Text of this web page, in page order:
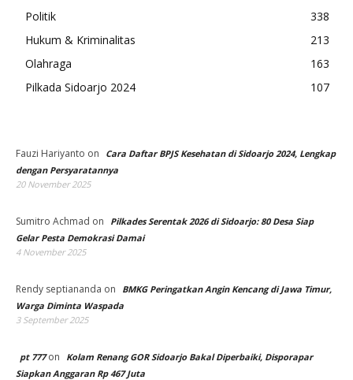
Politik
338
Hukum & Kriminalitas
213
Olahraga
163
Pilkada Sidoarjo 2024
107
Fauzi Hariyanto on
Cara Daftar BPJS Kesehatan di Sidoarjo 2024, Lengkap
dengan Persyaratannya
20 November 2025
Sumitro Achmad on
Pilkades Serentak 2026 di Sidoarjo: 80 Desa Siap
Gelar Pesta Demokrasi Damai
4 November 2025
Rendy septiananda on
BMKG Peringatkan Angin Kencang di Jawa Timur,
Warga Diminta Waspada
3 September 2025
pt 777on
Kolam Renang GOR Sidoarjo Bakal Diperbaiki, Disporapar
Siapkan Anggaran Rp 467 Juta